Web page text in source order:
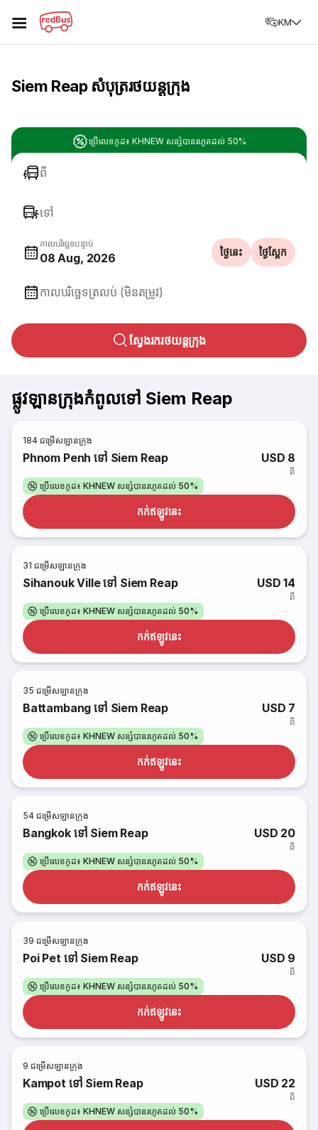
☰ KM
Siem Reap សំបុត្ររថយន្តក្រុង
ប្រើលេខកូដ៖ KHNEW សន្សំបានរហូតដល់ 50%
ពី
ទៅ
កាលបរិច្ឆេទបន្ទាប់
08 Aug, 2026 ថ្ងៃនេះ ថ្ងៃស្អែក
កាលបរិច្ឆេទត្រលប់ (មិនតម្រូវ)
ស្វែងរករថយន្តក្រុង
ផ្លូវឡានក្រុងកំពូលទៅ Siem Reap
184 ជម្រើសឡានក្រុង
Phnom Penh ទៅ Siem Reap USD 8
ពី
ប្រើលេខកូដ៖ KHNEW សន្សំបានរហូតដល់ 50%
កក់​ឥឡូវនេះ
31 ជម្រើសឡានក្រុង
Sihanouk Ville ទៅ Siem Reap USD 14
ពី
ប្រើលេខកូដ៖ KHNEW សន្សំបានរហូតដល់ 50%
កក់​ឥឡូវនេះ
35 ជម្រើសឡានក្រុង
Battambang ទៅ Siem Reap USD 7
ពី
ប្រើលេខកូដ៖ KHNEW សន្សំបានរហូតដល់ 50%
កក់​ឥឡូវនេះ
54 ជម្រើសឡានក្រុង
Bangkok ទៅ Siem Reap USD 20
ពី
ប្រើលេខកូដ៖ KHNEW សន្សំបានរហូតដល់ 50%
កក់​ឥឡូវនេះ
39 ជម្រើសឡានក្រុង
Poi Pet ទៅ Siem Reap USD 9
ពី
ប្រើលេខកូដ៖ KHNEW សន្សំបានរហូតដល់ 50%
កក់​ឥឡូវនេះ
9 ជម្រើសឡានក្រុង
Kampot ទៅ Siem Reap USD 22
ពី
ប្រើលេខកូដ៖ KHNEW សន្សំបានរហូតដល់ 50%